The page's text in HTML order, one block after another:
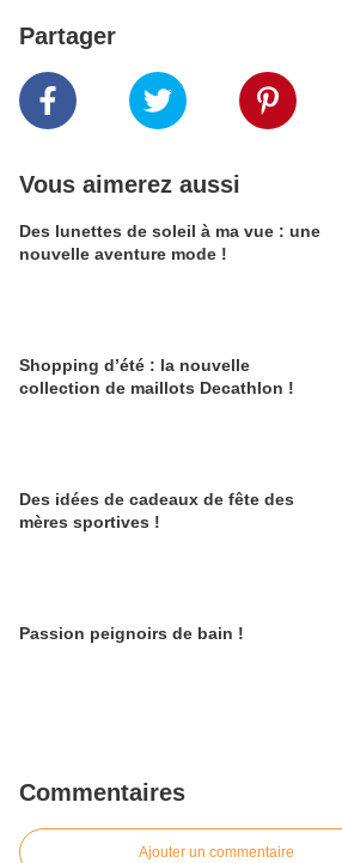
Partager
Vous aimerez aussi
Des lunettes de soleil à ma vue : une
nouvelle aventure mode !
Shopping d’été : la nouvelle
collection de maillots Decathlon !
Des idées de cadeaux de fête des
mères sportives !
Passion peignoirs de bain !
Commentaires
Ajouter un commentaire